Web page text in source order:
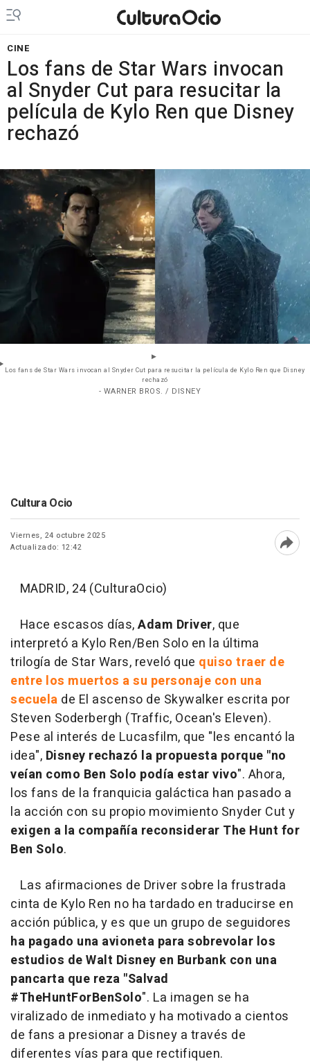
CINE
Los fans de Star Wars invocan
al Snyder Cut para resucitar la
película de Kylo Ren que Disney
rechazó
Los fans de Star Wars invocan al Snyder Cut para resucitar la película de Kylo Ren que Disney
rechazó
- WARNER BROS. / DISNEY
Cultura Ocio
Viernes, 24 octubre 2025
Actualizado: 12:42
MADRID, 24 (CulturaOcio)
Hace escasos días,Adam Driver, que
interpretó a Kylo Ren/Ben Solo en la última
trilogía de Star Wars, reveló que quiso traer de
entre los muertos a su personaje con una
secuela de El ascenso de Skywalker escrita por
Steven Soderbergh (Traffic, Ocean's Eleven).
Pese al interés de Lucasfilm, que "les encantó la
idea", Disney rechazó la propuesta porque "no
veían como Ben Solo podía estar vivo". Ahora,
los fans de la franquicia galáctica han pasado a
la acción con su propio movimiento Snyder Cut y
exigen a la compañía reconsiderar The Hunt for
Ben Solo.
Las afirmaciones de Driver sobre la frustrada
cinta de Kylo Ren no ha tardado en traducirse en
acción pública, y es que un grupo de seguidores
ha pagado una avioneta para sobrevolar los
estudios de Walt Disney en Burbank con una
pancarta que reza "Salvad
#TheHuntForBenSolo". La imagen se ha
viralizado de inmediato y ha motivado a cientos
de fans a presionar a Disney a través de
diferentes vías para que rectifiquen.